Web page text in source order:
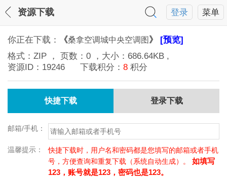
菜单
登录
资源下载
你正在下载： 《桑拿空调城中央空调图 》 [预览]
格式： ZIP ， 页数： 0 ，大小： 686.64KB ,
资源ID： 19246 下载积分： 8 积分
快捷下载 登录下载
邮箱/手机：
温馨提示：
快捷下载时，用户名和密码都是您填写的邮箱或者手机
号，方便查询和重复下载（系统自动生成）。 如填写
123，账号就是123，密码也是123。